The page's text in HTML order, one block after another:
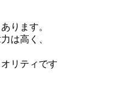
ります。
は高く、
リティです